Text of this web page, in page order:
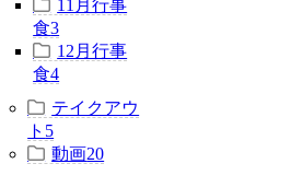
11月行事
食3
12月行事
食4
テイクアウ
ト 5
動画20